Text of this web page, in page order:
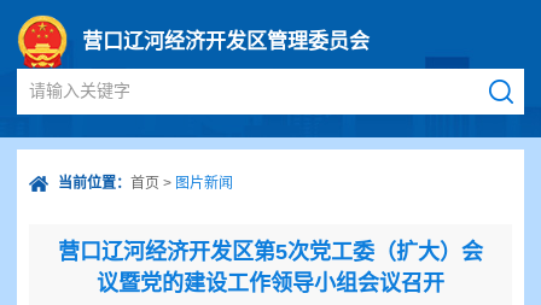
营口辽河经济开发区管理委员会
请输入关键字
当前位置： 首页 > 图片新闻
营口辽河经济开发区第5次党工委（扩大）会
议暨党的建设工作领导小组会议召开